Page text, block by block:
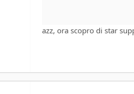
azz, ora scopro di star